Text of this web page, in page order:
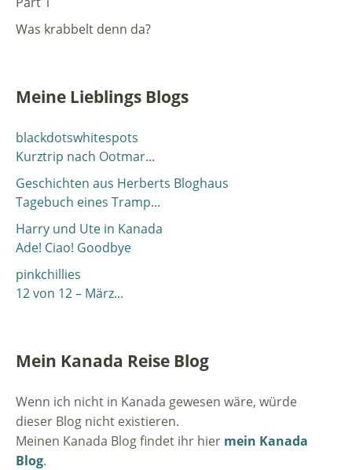
Was krabbelt denn da?
Meine Lieblings Blogs
blackdotswhitespots
Kurztrip nach Ootmar...
Geschichten aus Herberts Bloghaus
Tagebuch eines Tramp...
Harry und Ute in Kanada
Ade! Ciao! Goodbye
pinkchillies
12 von 12 – März...
Mein Kanada Reise Blog
Wenn ich nicht in Kanada gewesen wäre, würde
dieser Blog nicht existieren.
Meinen Kanada Blog findet ihr hier mein Kanada
Blog.